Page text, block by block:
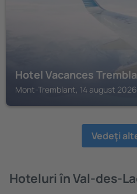
Hotel Vacances
Mont-Tremblant, 14 august
Vedeţi
Hoteluri în Val-des-